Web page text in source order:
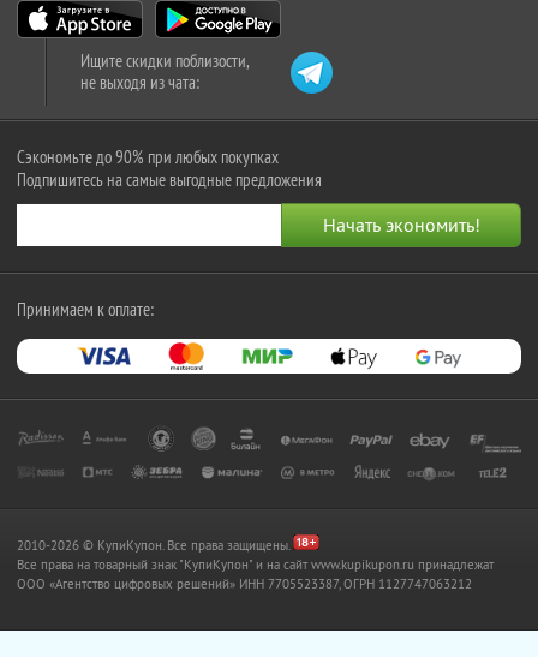
Ищите скидки поблизости,
не выходя из чата:
Сэкономьте до 90% при любых покупках
Подпишитесь на самые выгодные предложения
Принимаем к оплате:
2010-2026 © КупиКупон. Все права защищены.
Все права на товарный знак "КупиКупон" и на сайт www.kupikupon.ru принадлежат
OOO «Агентство цифровых решений» ИНН 7705523387, ОГРН 1127747063212